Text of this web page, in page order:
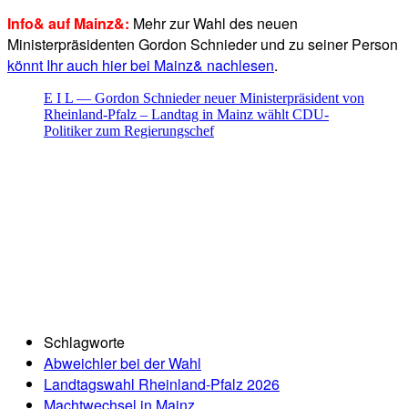
Info& auf Mainz&: Mehr zur Wahl des neuen
Ministerpräsidenten Gordon Schnieder und zu seiner Person
könnt Ihr auch hier bei Mainz& nachlesen.
E I L — Gordon Schnieder neuer Ministerpräsident von
Rheinland-Pfalz – Landtag in Mainz wählt CDU-
Politiker zum Regierungschef
Schlagworte
Abweichler bei der Wahl
Landtagswahl Rheinland-Pfalz 2026